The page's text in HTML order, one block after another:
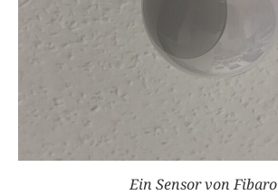
Ein Sensor von Fibaro